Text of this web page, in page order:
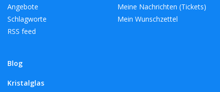
Angebote
Schlagworte
RSS feed
Blog
Meine Nachrichten (Tickets)
Mein Wunschzettel
Kristalglas